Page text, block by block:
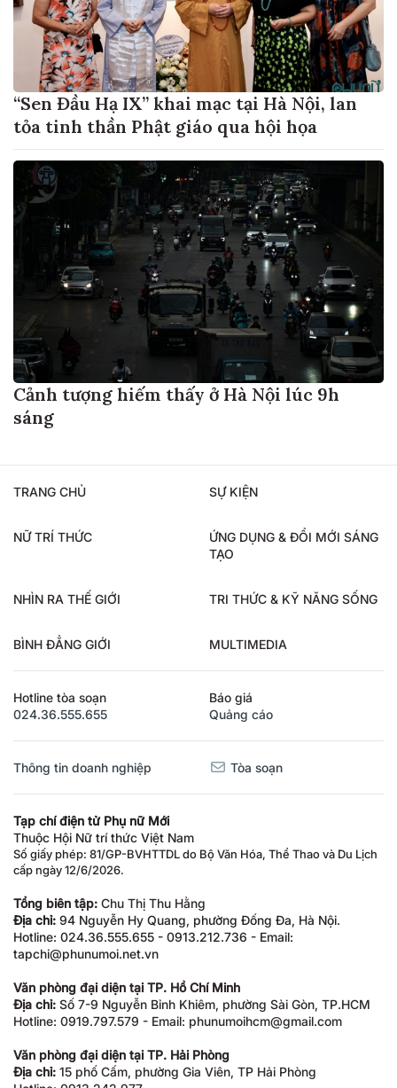
“Sen Đầu Hạ IX” khai mạc tại Hà Nội, lan
tỏa tinh thần Phật giáo qua hội họa
Cảnh tượng hiếm thấy ở Hà Nội lúc 9h
sáng
TRANG CHỦ SỰ KIỆN
NỮ TRÍ THỨC
ỨNG DỤNG & ĐỔI MỚI SÁNG
TẠO
NHÌN RA THẾ GIỚI TRI THỨC & KỸ NĂNG SỐNG
BÌNH ĐẲNG GIỚI MULTIMEDIA
Hotline tòa soạn
024.36.555.655
Báo giá
Quảng cáo
Thông tin doanh nghiệp Tòa soạn
Tạp chí điện tử Phụ nữ Mới
Thuộc Hội Nữ trí thức Việt Nam
Số giấy phép: 81/GP-BVHTTDL do Bộ Văn Hóa, Thể Thao và Du Lịch
cấp ngày 12/6/2026.
Tổng biên tập: Chu Thị Thu Hằng
Địa chỉ: 94 Nguyễn Hy Quang, phường Đống Đa, Hà Nội.
Hotline: 024.36.555.655 - 0913.212.736 - Email:
tapchi@phunumoi.net.vn
Văn phòng đại diện tại TP. Hồ Chí Minh
Địa chỉ: Số 7-9 Nguyễn Bỉnh Khiêm, phường Sài Gòn, TP.HCM
Hotline: 0919.797.579 - Email: phunumoihcm@gmail.com
Văn phòng đại diện tại TP. Hải Phòng
Địa chỉ: 15 phố Cấm, phường Gia Viên, TP Hải Phòng